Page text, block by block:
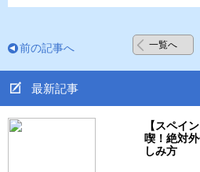
前の記事へ 一覧へ
最新記事
【スペイ
喫！絶対
しみ方